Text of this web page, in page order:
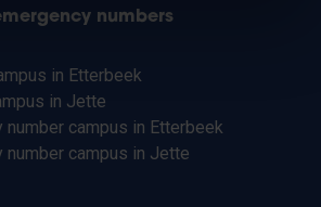
numbers
in Etterbeek
in Jette
number campus in Etterbeek
number campus in Jette